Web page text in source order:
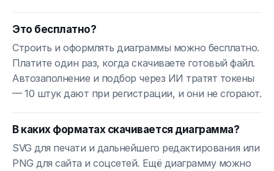
Это бесплатно?
Строить и оформлять диаграммы можно бесплатно.
Платите один раз, когда скачиваете готовый файл.
Автозаполнение и подбор через ИИ тратят токены
— 10 штук дают при регистрации, и они не сгорают.
В каких форматах скачивается диаграмма?
SVG для печати и дальнейшего редактирования или
PNG для сайта и соцсетей. Ещё диаграмму можно